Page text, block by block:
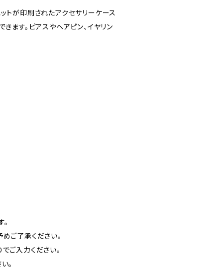
トが印刷されたアクセサリーケース
ます。ピアスやヘアピン、イヤリン
ご了承ください。
ご入力ください。
。